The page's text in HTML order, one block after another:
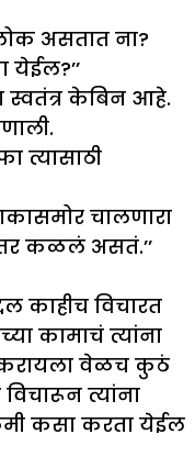
असतात ना?
स्वतंत्र केबिन आहे.
त्यासाठी
चालणारा
कळलं असतं.’’
काहीच विचारत
कामाचं त्यांना
करायला वेळच कुठं
त्यांना
कसा करता येईल